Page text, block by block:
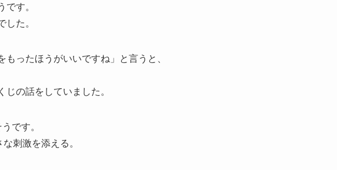
です。
した。
もったほうがいいですね」と言うと、
の話をしていました。
です。
刺激を添える。